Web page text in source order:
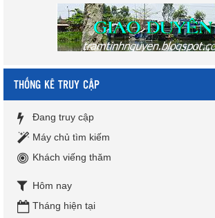
THỐNG KÊ TRUY CẬP
Đang truy cập
Máy chủ tìm kiếm
Khách viếng thăm
Hôm nay
Tháng hiện tại